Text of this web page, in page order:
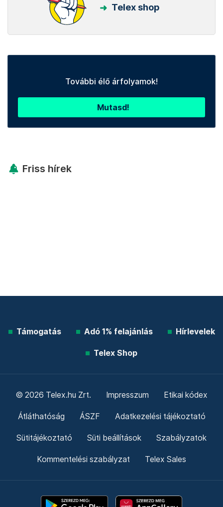
Telex shop
További élő árfolyamok!
Mutasd!
Friss hírek
Támogatás Adó 1% felajánlás Hírlevelek
Telex Shop
© 2026 Telex.hu Zrt. Impresszum Etikai kódex
Átláthatóság ÁSZF Adatkezelési tájékoztató
Sütitájékoztató Süti beállítások Szabályzatok
Kommentelési szabályzat Telex Sales